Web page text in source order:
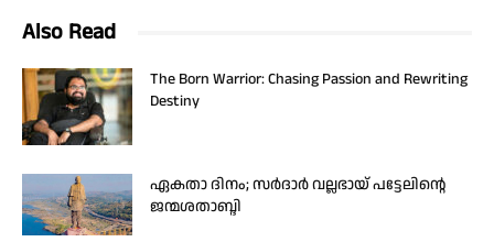
Also Read
The Born Warrior: Chasing Passion and Rewriting
Destiny
ഏകതാ ദിനം; സർദാർ വല്ലഭായ് പട്ടേലിന്റെ
ജന്മശതാബ്ദി